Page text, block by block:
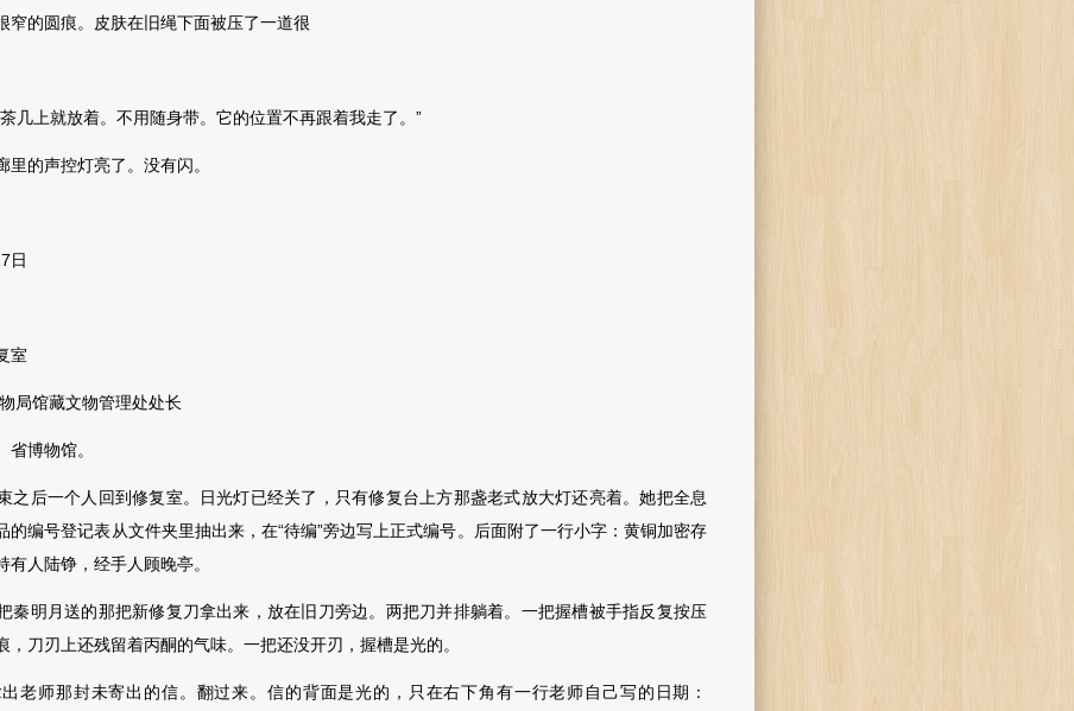
窄的圆痕。皮肤在旧绳下面被压了一道很
上就放着。不用随身带。它的位置不再跟着我走了。”
的声控灯亮了。没有闪。
日
室
馆藏文物管理处处长
博物馆。
后一个人回到修复室。日光灯已经关了，只有修复台上方那盏老式放大灯还亮着。她把全息
的编号登记表从文件夹里抽出来，在“待编”旁边写上正式编号。后面附了一行小字：黄铜加密存
人陆铮，经手人顾晚亭。
明月送的那把新修复刀拿出来，放在旧刀旁边。两把刀并排躺着。一把握槽被手指反复按压
，刀刃上还残留着丙酮的气味。一把还没开刃，握槽是光的。
师那封未寄出的信。翻过来。信的背面是光的，只在右下角有一行老师自己写的日期：